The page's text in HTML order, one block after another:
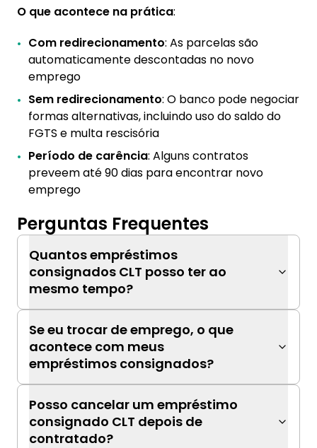
O que acontece na prática:
Com redirecionamento: As parcelas são
automaticamente descontadas no novo
emprego
Sem redirecionamento: O banco pode negociar
formas alternativas, incluindo uso do saldo do
FGTS e multa rescisória
Período de carência: Alguns contratos
preveem até 90 dias para encontrar novo
emprego
Perguntas Frequentes
Quantos empréstimos
consignados CLT posso ter ao
mesmo tempo?
Se eu trocar de emprego, o que
acontece com meus
empréstimos consignados?
Posso cancelar um empréstimo
consignado CLT depois de
contratado?